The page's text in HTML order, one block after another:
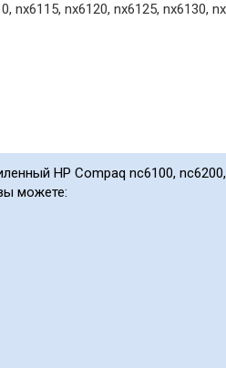
nx6115, nx6120, nx6125, nx6130,
HP Compaq nc6100,
можете: